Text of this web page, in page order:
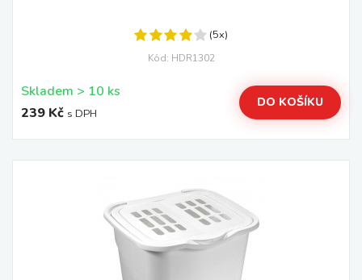
(5x)
Kód: HDR1302
Skladem > 10 ks
239 Kč s DPH
DO KOŠÍKU